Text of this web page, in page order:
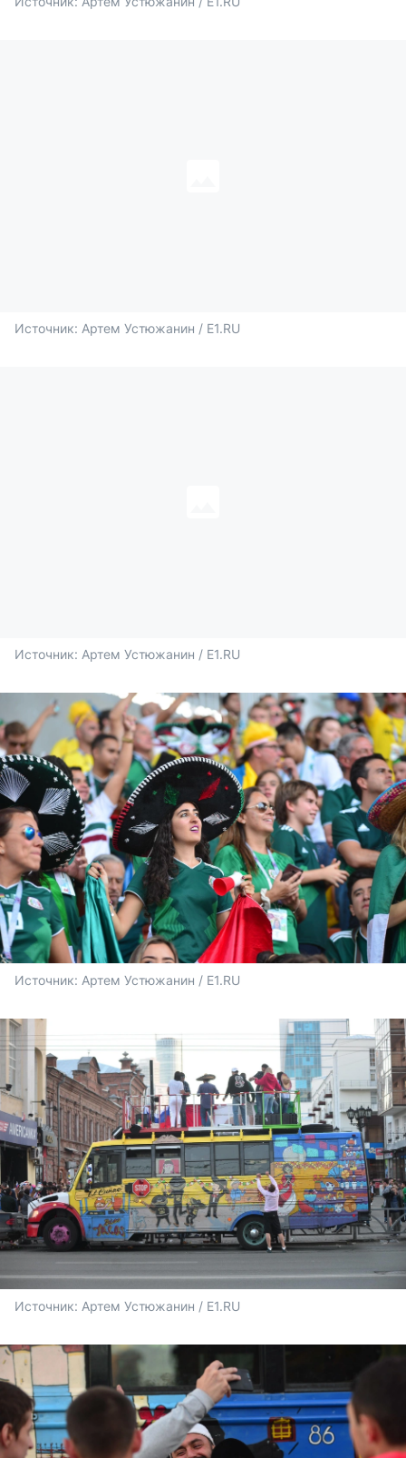
Источник: Артем Устюжанин / E1.RU
Источник: Артем Устюжанин / E1.RU
Источник: Артем Устюжанин / E1.RU
Источник: Артем Устюжанин / E1.RU